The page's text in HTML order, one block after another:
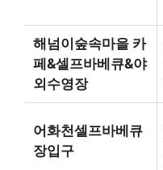
해넘이숲속마을 카
페&셀프바베큐&야
외수영장
어화천셀프바베큐
장입구